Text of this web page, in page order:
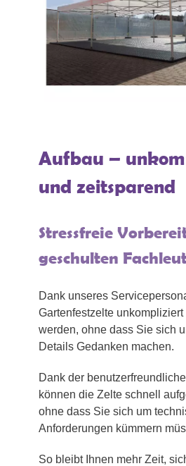
Aufbau –
und zeitsparend
Stressfreie
geschulten
Dank unseres
Gartenfestzelte
werden, ohne dass Sie sich
Details Gedanken machen.
Dank der
können die Zelte schnell
ohne dass Sie sich um
Anforderungen kümmern
So bleibt Ihnen mehr Zeit,